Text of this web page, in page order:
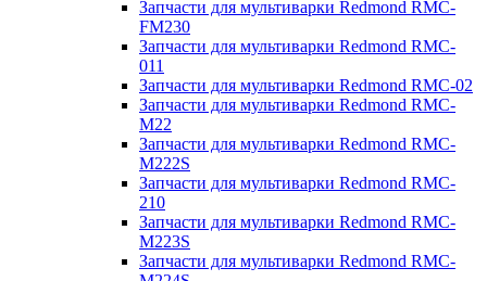
Запчасти для мультиварки Redmond RMC-
FM230
Запчасти для мультиварки Redmond RMC-
011
Запчасти для мультиварки Redmond RMC-02
Запчасти для мультиварки Redmond RMC-
M22
Запчасти для мультиварки Redmond RMC-
M222S
Запчасти для мультиварки Redmond RMC-
210
Запчасти для мультиварки Redmond RMC-
M223S
Запчасти для мультиварки Redmond RMC-